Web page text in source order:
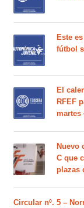
Este
fútbol
El
RFEF
martes
Nuevo
C que
plazas
Circular nº. 5 –